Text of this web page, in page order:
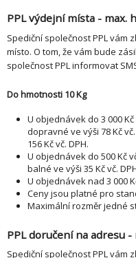
PPL výdejní místa - max.
Spediční společnost PPL vám
místo. O tom, že vám bude
společnost PPL informovat
Do hmotnosti 10 Kg
U objednávek do 3 000
dopravné ve výši 78 Kč
156 Kč vč. DPH.
U objednávek do 500 Kč
balné ve výši 35 Kč vč.
U objednávek nad 3 000
Ceny jsou platné pro
Maximální rozměr jedné
PPL doručení na adresu
Spediční společnost PPL vám